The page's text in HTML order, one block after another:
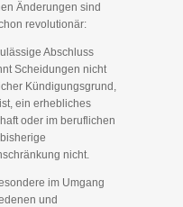
Änderungen sind
revolutionär:
Abschluss
Scheidungen nicht
Kündigungsgrund,
ein erhebliches
oder im beruflichen
nicht.
im Umgang
und